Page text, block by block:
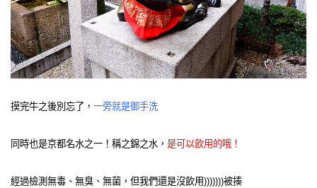
摸完牛之後別忘了， 一旁就是御手洗
同時也是京都名水之一！稱之錦之水， 是可以飲用的哦！
經過檢測無毒、無臭、無菌，但我們還是沒飲用)))))))被揍